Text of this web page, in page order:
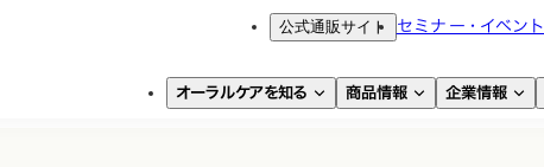
公式通販サイト セミナー・イベント
オーラルケアを知る 商品情報 企業情報